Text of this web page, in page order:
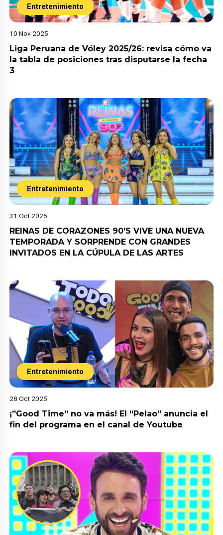
Entretenimiento
10 Nov 2025
Liga Peruana de Vóley 2025/26: revisa cómo va
la tabla de posiciones tras disputarse la fecha
3
Entretenimiento
31 Oct 2025
REINAS DE CORAZONES 90’S VIVE UNA NUEVA
TEMPORADA Y SORPRENDE CON GRANDES
INVITADOS EN LA CÚPULA DE LAS ARTES
Entretenimiento
28 Oct 2025
¡”Good Time” no va más! El “Pelao” anuncia el
fin del programa en el canal de Youtube